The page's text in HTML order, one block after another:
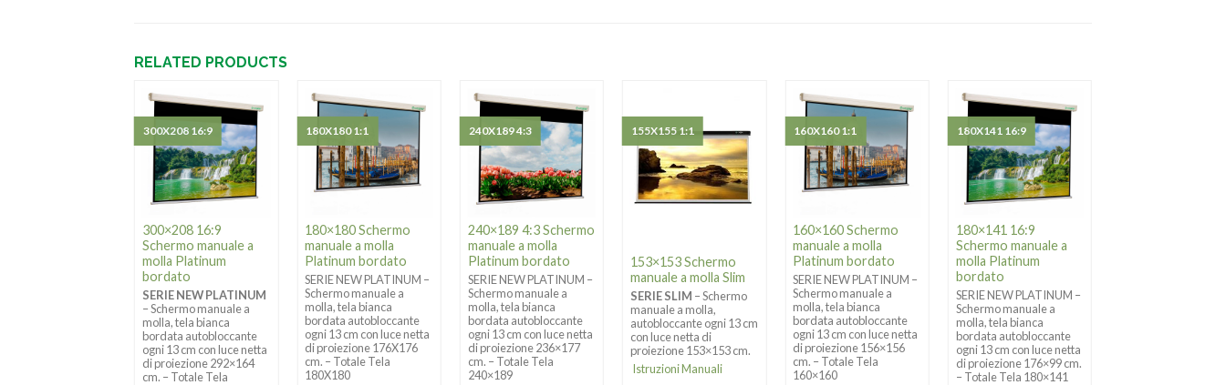
RELATED PRODUCTS
300×208 16:9
Schermo manuale a
molla Platinum
bordato
SERIE NEW PLATINUM
– Schermo manuale a
molla, tela bianca
bordata autobloccante
ogni 13 cm con luce netta
di proiezione 292×164
cm. – Totale Tela
300X208 16:9
180×180 Schermo
manuale a molla
Platinum bordato
SERIE NEW PLATINUM –
Schermo manuale a
molla, tela bianca
bordata autobloccante
ogni 13 cm con luce netta
di proiezione 176X176
cm. – Totale Tela
180X180
180X180 1:1
240×189 4:3 Schermo
manuale a molla
Platinum bordato
SERIE NEW PLATINUM –
Schermo manuale a
molla, tela bianca
bordata autobloccante
ogni 13 cm con luce netta
di proiezione 236×177
cm. – Totale Tela
240×189
240X189 4:3
153×153 Schermo
manuale a molla Slim
SERIE SLIM – Schermo
manuale a molla,
autobloccante ogni 13 cm
con luce netta di
proiezione 153×153 cm.
Istruzioni Manuali
155X155 1:1
160×160 Schermo
manuale a molla
Platinum bordato
SERIE NEW PLATINUM –
Schermo manuale a
molla, tela bianca
bordata autobloccante
ogni 13 cm con luce netta
di proiezione 156×156
cm. – Totale Tela
160×160
160X160 1:1
180×141 16:9
Schermo manuale a
molla Platinum
bordato
SERIE NEW PLATINUM –
Schermo manuale a
molla, tela bianca
bordata autobloccante
ogni 13 cm con luce netta
di proiezione 176×99 cm.
– Totale Tela 180×141
180X141 16:9